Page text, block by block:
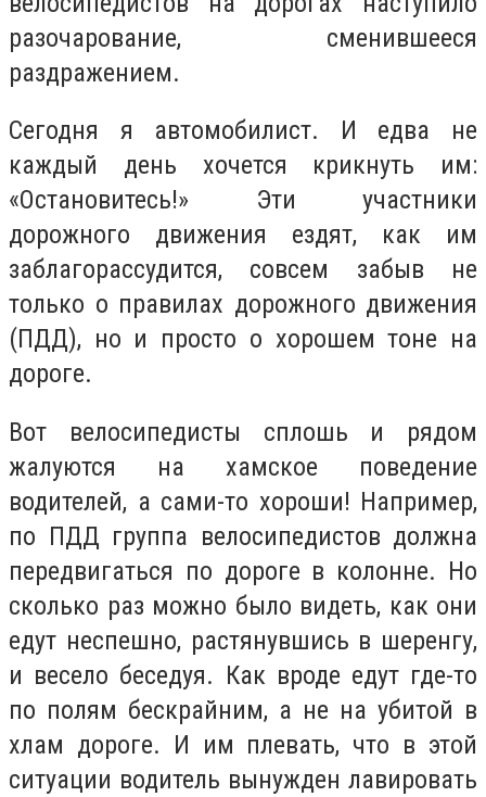
разочарование, сменившееся
раздражением.
Сегодня я автомобилист. И едва не
каждый день хочется крикнуть им:
«Остановитесь!» Эти участники
дорожного движения ездят, как им
заблагорассудится, совсем забыв не
только о правилах дорожного движения
(ПДД), но и просто о хорошем тоне на
дороге.
Вот велосипедисты сплошь и рядом
жалуются на хамское поведение
водителей, а сами-то хороши! Например,
по ПДД группа велосипедистов должна
передвигаться по дороге в колонне. Но
сколько раз можно было видеть, как они
едут неспешно, растянувшись в шеренгу,
и весело беседуя. Как вроде едут где-то
по полям бескрайним, а не на убитой в
хлам дороге. И им плевать, что в этой
ситуации водитель вынужден лавировать